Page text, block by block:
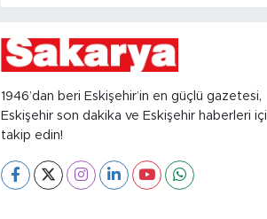
1946’dan beri Eskişehir’in en güçlü gazetesi,
Eskişehir son dakika ve Eskişehir haberleri
takip edin!